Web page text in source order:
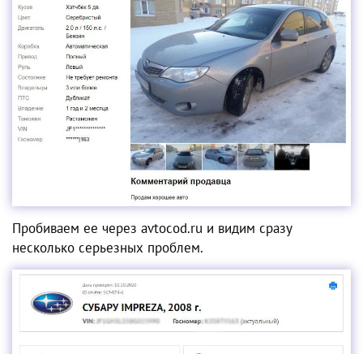
Пробиваем ее через avtocod.ru и видим сразу
несколько серьезных проблем.